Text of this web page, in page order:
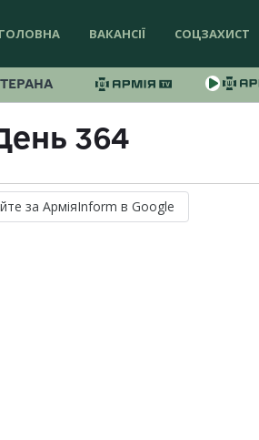
ГОЛОВНА ВАКАНСІЇ СОЦЗАХИСТ
364
за АрміяInform в Google